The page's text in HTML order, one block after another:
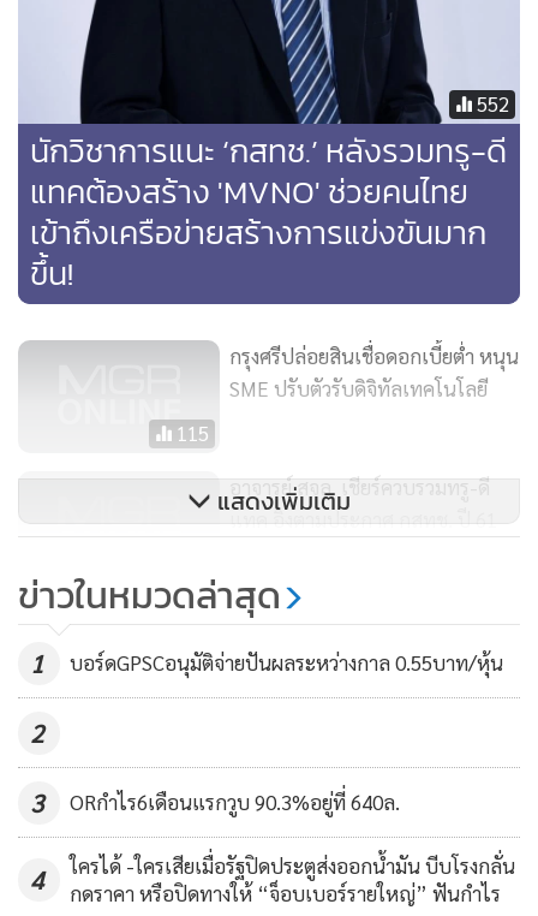
ธุรกิจชีวภาพ เช่น โครงการผลิตน้ำมันเชื้อเพลิงอากาศยาน
ชีวภาพ (Bio-Jet), โครงการชีวเคมี (Biochemicals), โครงการ
ผลิตพลาสติกชีวภาพ (Bioplastics)2. New Energy and
Mobility:ธุรกิจเทคโนโลยีพลังงานรูปแบบใหม่ การเดินทางและ
การขนส่ง เช่น โครงการผลิต “ไฮโดรเจนสีเขียว” ความบริสุทธิ์สูง
(Green Hydrogen) และเทคโนโลยีการดักจับ และการใช้
ประโยชน์และกักเก็บคาร์บอน (Carbon Capture, Utilization
and Storage : CCUS)
ทั้งหมดนี้ไม่เพียงจะเป็นผลดีต่อไทยออยล์เองในด้านของการ
ด้วย ทั้งในแง่ของพลังงานสะอาดที่เป็นมิตรต่อสิ่งแวดล้อม ตลอด
จนความสะดวกสบายในด้านการเดินทางและขนส่ง
เว็นเจอร์ส จำกัด (TOP Ventures) เพื่อร่วมลงทุนใน Start-ups ที่
น่าสนใจทั่วโลก โดยโฟกัสใน 3 กรอบธุรกิจ ได้แก่ เทคโนโลยีเพื่อ
สิ่งแวดล้อม และพัฒนาคุณภาพชีวิตมนุษย์ (Sustainability
Technology) เทคโนโลยีด้านพลังงานทางเลือก (Hydrocarbon
Disruption Technology) และเทคโนโลยีเพื่อเพิ่มสมรรถนะด้าน
ต่อยอดเป็นสินค้าและบริการให้กับโรงงานอุตสาหกรรมอื่นใน
อนาคต (Manufacturing Technology) ซึ่งในปัจจุบันไทยออยล์
ได้มีการลงทุน Start-up จำนวน 5 บริษัท ได้แก่
552
นักวิชาการแนะ ‘กสทช.’ หลังรวมทรู-ดี
แทคต้องสร้าง 'MVNO' ช่วยคนไทย
เข้าถึงเครือข่ายสร้างการแข่งขันมาก
ขึ้น!
115
กรุงศรีปล่อยสินเชื่อดอกเบี้ยต่ำ หนุน
SME ปรับตัวรับดิจิทัลเทคโนโลยี
อาจารย์ สจล. เชียร์ควบรวมทรู-ดี
แทค อิงตามประกาศ กสทช. ปี 61
508
CWT พร้อมลุยผลิตเชื้อเพลิงขยะ
RDF
แสดงเพิ่มเติม
ข่าวในหมวดล่าสุด
1 บอร์ดGPSCอนุมัติจ่ายปันผลระหว่างกาล 0.55บาท/หุ้น
2
3 ORกำไร6เดือนแรกวูบ 90.3%อยู่ที่ 640ล.
4
ใครได้ -ใครเสียเมื่อรัฐปิดประตูส่งออกน้ำมัน บีบโรงกลั่น
กดราคา หรือปิดทางให้ “จ็อบเบอร์รายใหญ่” ฟันกำไร